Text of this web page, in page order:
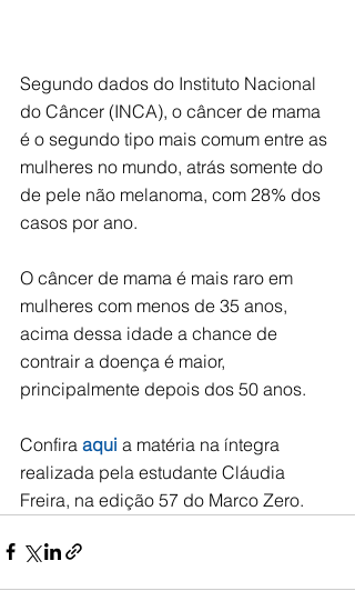
Segundo dados do Instituto Nacional
do Câncer (INCA), o câncer de mama
é o segundo tipo mais comum entre as
mulheres no mundo, atrás somente do
de pele não melanoma, com 28% dos
casos por ano.
O câncer de mama é mais raro em
mulheres com menos de 35 anos,
acima dessa idade a chance de
contrair a doença é maior,
principalmente depois dos 50 anos.
Confira aqui a matéria na íntegra
realizada pela estudante Cláudia
Freira, na edição 57 do Marco Zero.